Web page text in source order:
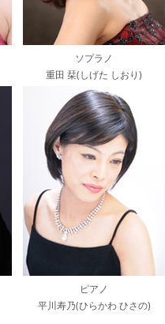
ソプラノ
重田 栞(しげた しおり)
ピアノ
平川寿乃(ひらかわ ひさの)